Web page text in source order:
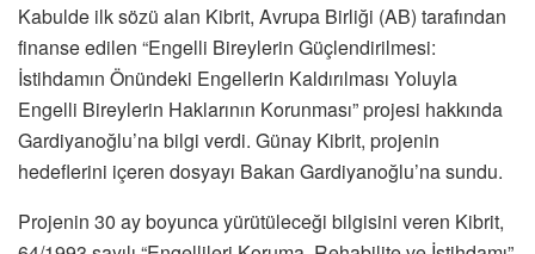
Kabulde ilk sözü alan Kibrit, Avrupa Birliği (AB) tarafından
finanse edilen “Engelli Bireylerin Güçlendirilmesi:
İstihdamın Önündeki Engellerin Kaldırılması Yoluyla
Engelli Bireylerin Haklarının Korunması” projesi hakkında
Gardiyanoğlu’na bilgi verdi. Günay Kibrit, projenin
hedeflerini içeren dosyayı Bakan Gardiyanoğlu’na sundu.
Projenin 30 ay boyunca yürütüleceği bilgisini veren Kibrit,